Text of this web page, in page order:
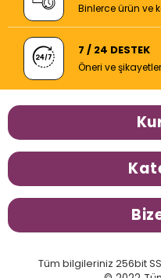
Binlerce ürün ve
7 / 24 DESTEK
Öneri ve
Tüm bilgileriniz 256bit